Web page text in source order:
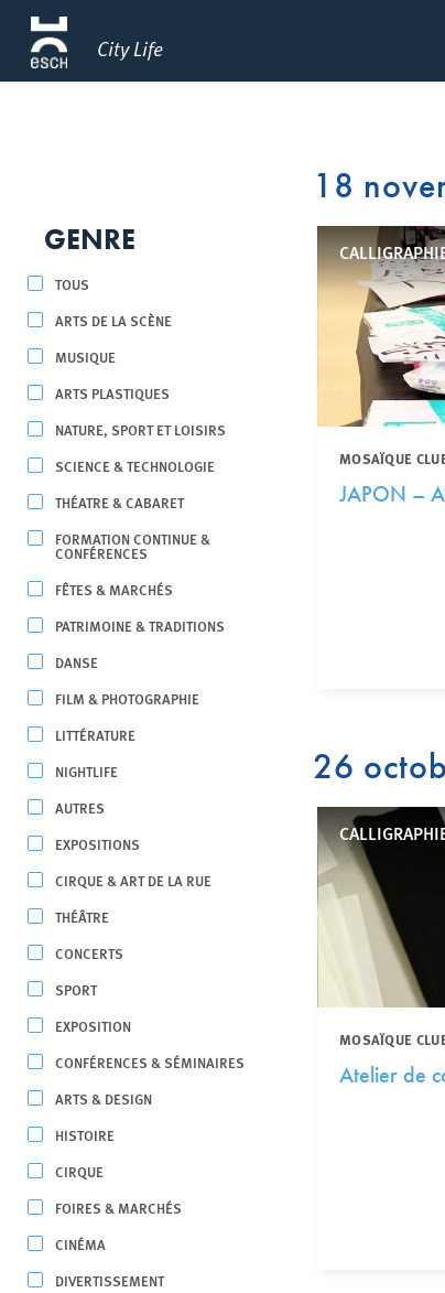
City Life
GENRE
TOUS
ARTS DE LA SCÈNE
MUSIQUE
ARTS PLASTIQUES
NATURE, SPORT ET LOISIRS
SCIENCE & TECHNOLOGIE
THÉATRE & CABARET
FORMATION CONTINUE &
CONFÉRENCES
FÊTES & MARCHÉS
PATRIMOINE & TRADITIONS
DANSE
FILM & PHOTOGRAPHIE
LITTÉRATURE
NIGHTLIFE
AUTRES
EXPOSITIONS
CIRQUE & ART DE LA RUE
THÉÂTRE
CONCERTS
SPORT
EXPOSITION
CONFÉRENCES & SÉMINAIRES
ARTS & DESIGN
HISTOIRE
CIRQUE
FOIRES & MARCHÉS
CINÉMA
DIVERTISSEMENT
18
MOSAÏQUE
JAPON –
26
MOSAÏQUE
Atelier de